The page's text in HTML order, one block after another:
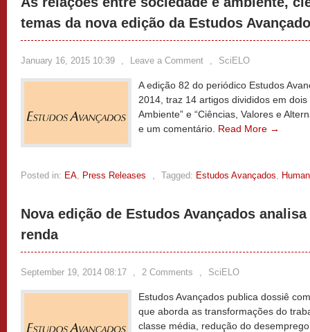
temas da nova edição da Estudos
January 16, 2015 10:39 , Leave a Comment , SciELO
A edição 82 do periódico Estudos
2014, traz 14 artigos divididos em
Ambiente” e “Ciências, Valores e
e um comentário. Read More →
Posted in: EA, Press Releases , Tagged: Estudos Avançados,
Nova edição de Estudos Avançados
renda
September 19, 2014 08:17 , 2 Comments , SciELO
Estudos Avançados publica dossiê
que aborda as transformações do
classe média, redução do